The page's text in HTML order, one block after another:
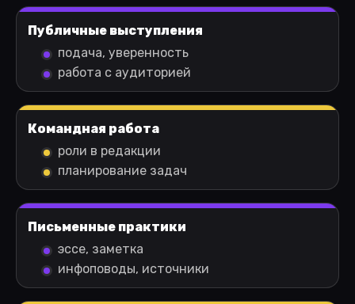
Публичные выступления
подача, уверенность
работа с аудиторией
Командная работа
роли в редакции
планирование задач
Письменные практики
эссе, заметка
инфоповоды, источники